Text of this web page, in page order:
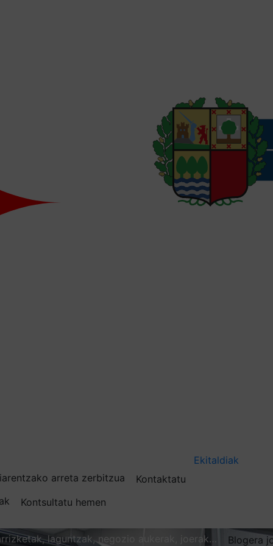
arreta zerbitzua
Kontaktatu
Kontsultatu hemen
Ekitaldiak
laguntzak, negozio aukerak, joerak… Blogera